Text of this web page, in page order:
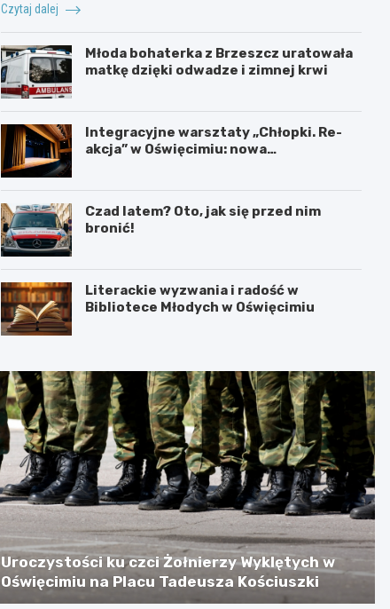
Czytaj dalej
Młoda bohaterka z Brzeszcz uratowała
matkę dzięki odwadze i zimnej krwi
Integracyjne warsztaty „Chłopki. Re-
akcja” w Oświęcimiu: nowa
Czad latem? Oto, jak się przed nim
bronić!
Literackie wyzwania i radość w
Bibliotece Młodych w Oświęcimiu
Uroczystości ku czci Żołnierzy Wyklętych w
Oświęcimiu na Placu Tadeusza Kościuszki